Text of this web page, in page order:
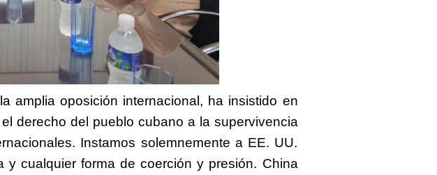
amplia oposición internacional, ha insistido en
derecho del pueblo cubano a la supervivencia
Instamos solemnemente a EE. UU.
y cualquier forma de coerción y presión. China